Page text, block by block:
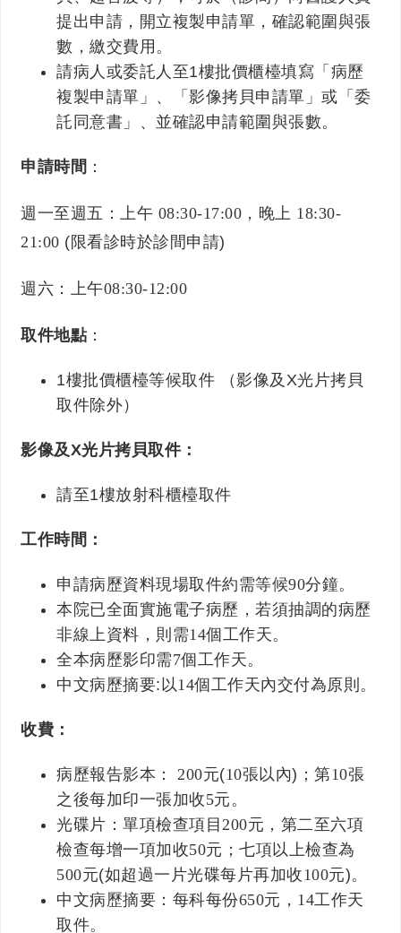
提出申請，開立複製申請單，確認範圍與張
數，繳交費用。
請病人或委託人至1樓批價櫃檯填寫「病歷
複製申請單」、「影像拷貝申請單」或「委
託同意書」、並確認申請範圍與張數。
申請時間 ：
週一至週五：上午 08:30-17:00 ，晚上 18:30-
21:00 (限看診時於診間申請)
週六：上午08:30-12:00
取件地點：
1樓批價櫃檯等候取件 （影像及X光片拷貝
取件除外）
影像及X光片拷貝取件：
請至1樓放射科櫃檯取件
工作時間：
申請病歷資料現場取件約需等候90分鐘。
本院已全面實施電子病歷，若須抽調的病歷
非線上資料，則需14個工作天。
全本病歷影印需7個工作天。
中文病歷摘要:以14個工作天內交付為原則。
收費：
病歷報告影本：200元(10張以內)；第10張
之後每加印一張加收5元。
光碟片：單項檢查項目200元，第二至六項
檢查每增一項加收50元；七項以上檢查為
500元(如超過一片光碟每片再加收100元)。
中文病歷摘要：每科每份650元， 14工作天
取件。